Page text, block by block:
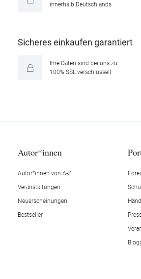
innerhalb Deutschlands
Sicheres einkaufen garantiert
Ihre Daten sind bei uns zu
100% SSL verschlüsselt
Autor*innen
Autor*innen von A-Z
Veranstaltungen
Neuerscheinungen
Bestseller